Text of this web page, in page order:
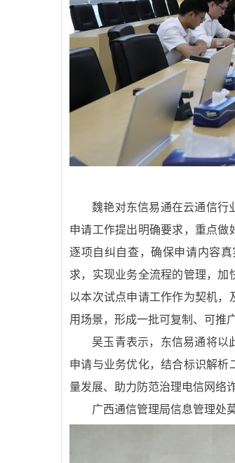
魏艳对东信易通在云通信行
申请工作提出明确要求，重点做
逐项自纠自查，确保申请内容
求，实现业务全流程的管理，
以本次试点申请工作作为契机，
用场景，形成一批可复制、可推
吴玉青表示，东信易通将以
申请与业务优化，结合标识解
量发展、助力防范治理电信网络
广西通信管理局信息管理处